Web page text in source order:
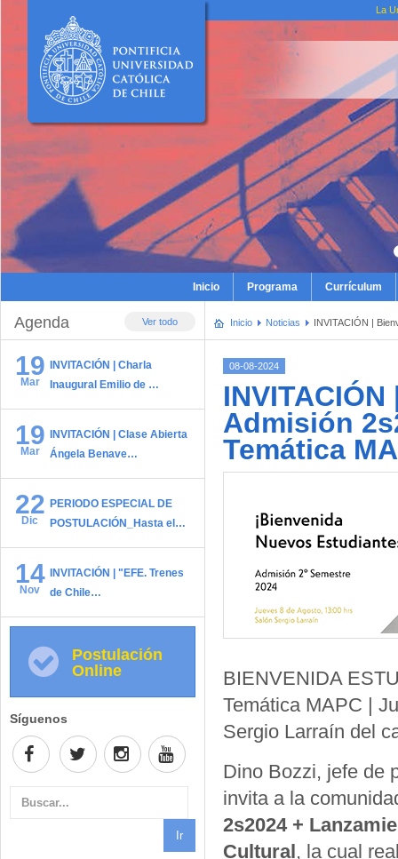
La
Inicio Programa Currículum
Ver todo
Agenda
19
Mar
INVITACIÓN | Charla
Inaugural Emilio de …
19
Mar
INVITACIÓN | Clase Abierta
Ángela Benave…
22
Dic
PERIODO ESPECIAL DE
POSTULACIÓN_Hasta el…
14
Nov
INVITACIÓN | "EFE. Trenes
de Chile…
Postulación
Online
Síguenos
Inicio Noticias INVITACIÓN |
08-08-2024
Admisión
Temática
BIENVENIDA
Temática MAPC |
Sergio Larraín del
Dino Bozzi, jefe de
invita a la
2s2024 +
Cultural, la cual